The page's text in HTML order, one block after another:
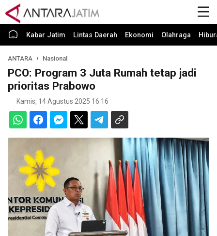
Kabar Jatim Lintas Daerah Ekonomi Olahraga
ANTARA Nasional
PCO: Program 3 Juta Rumah tetap jadi
prioritas Prabowo
Kamis, 14 Agustus 2025 16:16